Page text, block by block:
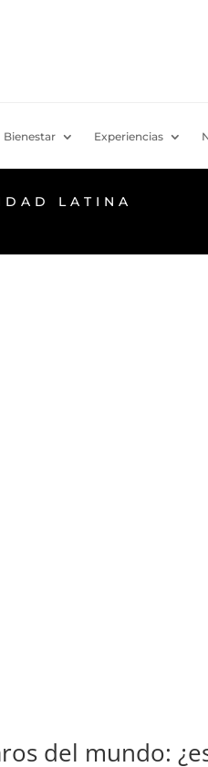
Bienestar Experiencias
LATINA
del mundo: